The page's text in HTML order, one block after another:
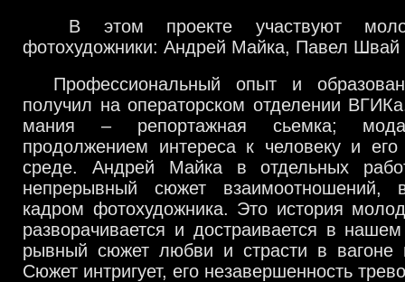
В этом проекте участвуют
фотохудожники: Андрей Майка, Павел
Профессиональный опыт и
получил на операторском отделении
мания – репортажная сьемка;
продолжением интереса к человеку и его
среде. Андрей Майка в отдельных
непрерывный сюжет взаимоотношений,
кадром фотохудожника. Это история
разворачивается и достраивается в
рывный сюжет любви и страсти в вагоне
Сюжет интригует, его незавершенность